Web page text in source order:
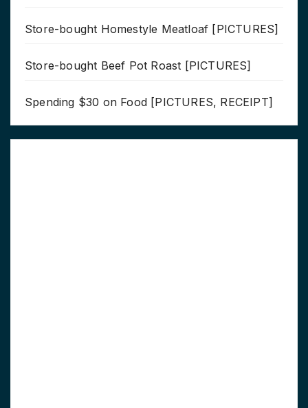
Store-bought Homestyle Meatloaf [PICTURES]
Store-bought Beef Pot Roast [PICTURES]
Spending $30 on Food [PICTURES, RECEIPT]